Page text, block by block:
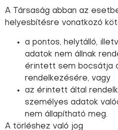
A Társaság abban az
helyesbítésre vonatkozó
a pontos, helytálló,
adatok nem állnak
érintett sem bocsátja
rendelkezésére, vagy
az érintett által
személyes adatok
nem állapítható meg.
A törléshez való jog